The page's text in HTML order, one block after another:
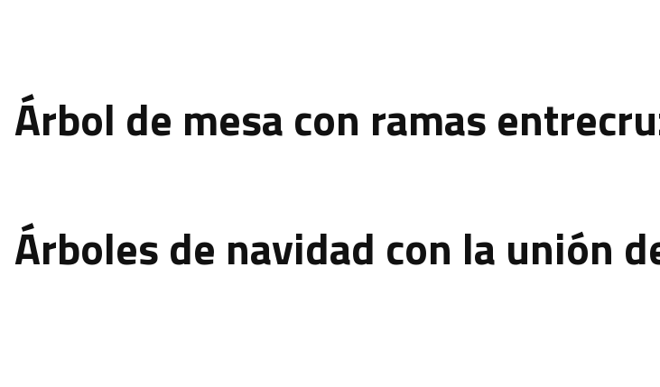
Árbol de mesa con ramas
Árboles de navidad con la unión